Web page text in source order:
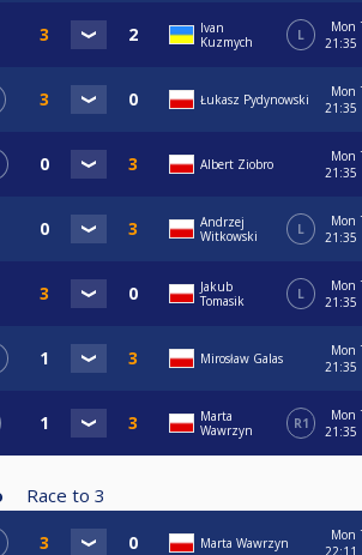
Ivan
Kuzmych
L
Mon
21:35
Łukasz Pydynowski
Mon
21:35
Albert Ziobro
Mon
21:35
Andrzej
Witkowski
L
Mon
21:35
Jakub
Tomasik
L
Mon
21:35
Mirosław Galas
Mon
21:35
Marta
Wawrzyn
R1
Mon
21:35
Race to 3
Marta Wawrzyn
Mon